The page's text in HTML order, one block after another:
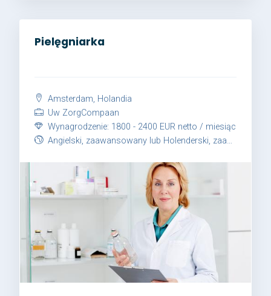
Pielęgniarka
Amsterdam, Holandia
Uw ZorgCompaan
Wynagrodzenie: 1800 - 2400 EUR netto / miesiąc
Angielski, zaawansowany lub Holenderski, zaawansowany